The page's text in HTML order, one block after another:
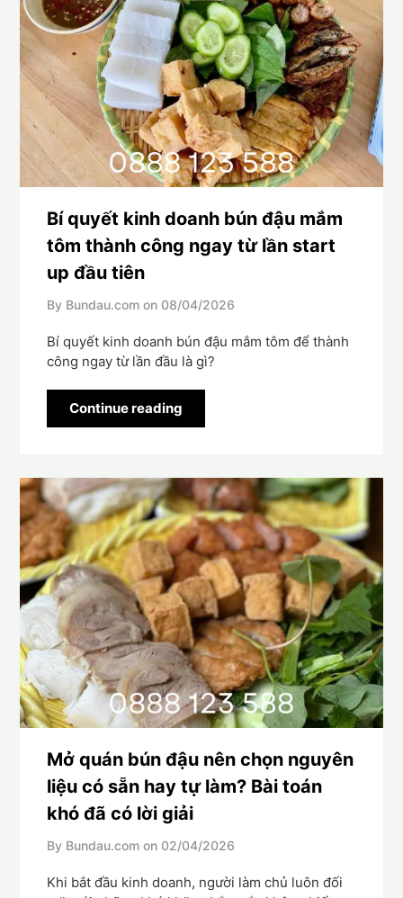
Bí quyết kinh doanh bún đậu mắm
tôm thành công ngay từ lần start
up đầu tiên
By Bundau.com on 08/04/2026
Bí quyết kinh doanh bún đậu mắm tôm để thành
công ngay từ lần đầu là gì?
Continue reading
Mở quán bún đậu nên chọn nguyên
liệu có sẵn hay tự làm? Bài toán
khó đã có lời giải
By Bundau.com on 02/04/2026
Khi bắt đầu kinh doanh, người làm chủ luôn đối